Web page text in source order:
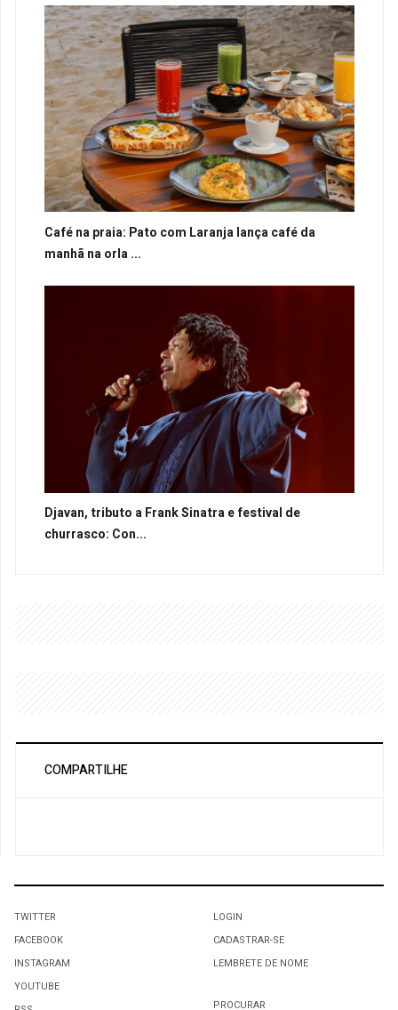
Café na praia: Pato com Laranja lança café da
manhã na orla ...
Djavan, tributo a Frank Sinatra e festival de
churrasco: Con...
COMPARTILHE
TWITTER
FACEBOOK
INSTAGRAM
YOUTUBE
LOGIN
CADASTRAR-SE
LEMBRETE DE NOME
PROCURAR